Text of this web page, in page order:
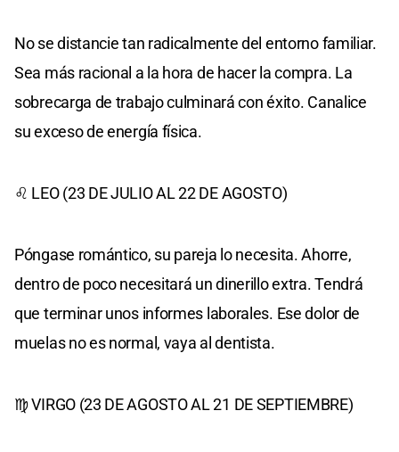
No se distancie tan radicalmente del entorno familiar.
Sea más racional a la hora de hacer la compra. La
sobrecarga de trabajo culminará con éxito. Canalice
su exceso de energía física.
♌ LEO (23 DE JULIO AL 22 DE AGOSTO)
Póngase romántico, su pareja lo necesita. Ahorre,
dentro de poco necesitará un dinerillo extra. Tendrá
que terminar unos informes laborales. Ese dolor de
muelas no es normal, vaya al dentista.
♍ VIRGO (23 DE AGOSTO AL 21 DE SEPTIEMBRE)